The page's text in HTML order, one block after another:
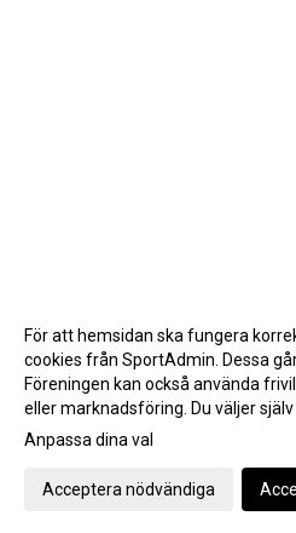
Gå till Webbversion
För att hemsidan ska fungera
cookies från SportAdmin. Dessa
Föreningen kan också använda
eller marknadsföring. Du väljer
Anpassa dina val
Acceptera nödvändiga